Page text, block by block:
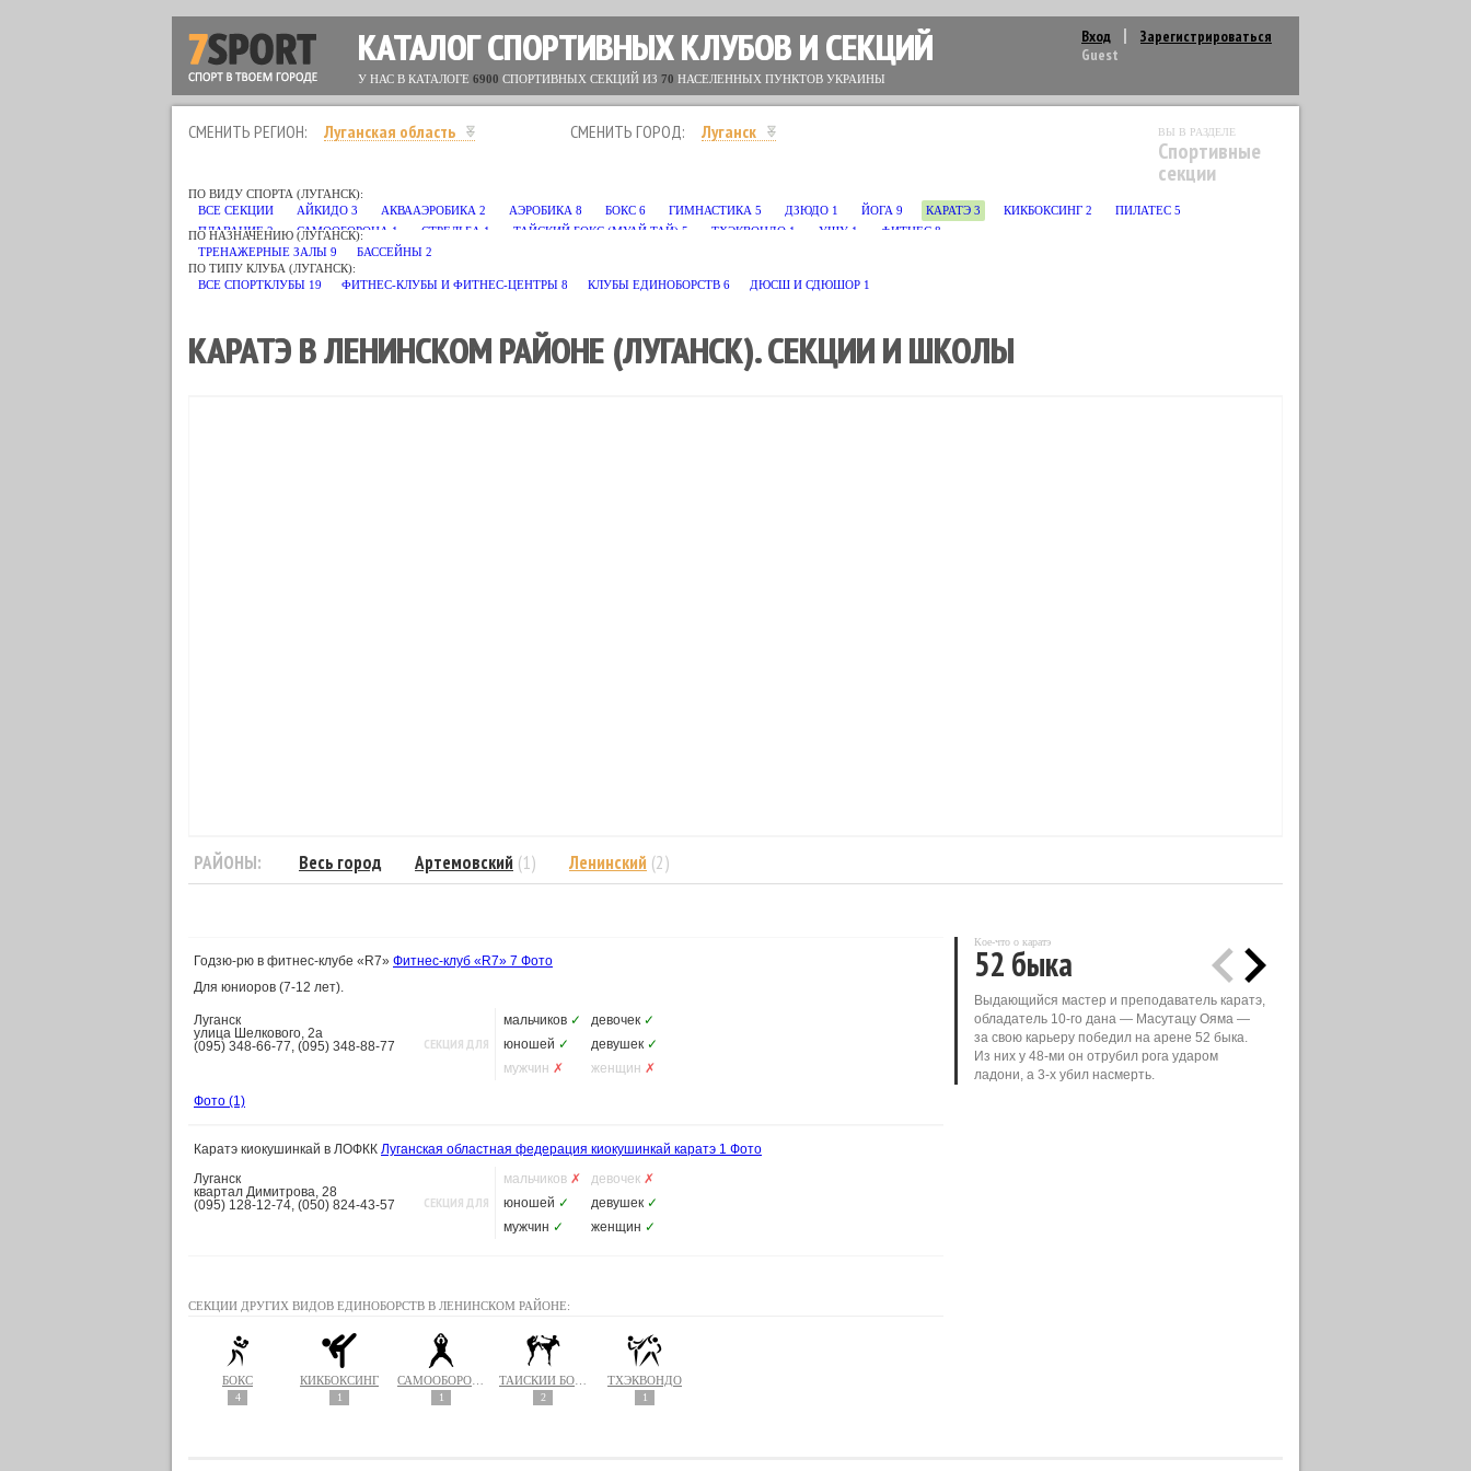
Вход
Зарегистрироваться
Guest
КАТАЛОГ СПОРТИВНЫХ КЛУБОВ И СЕКЦИЙ
У НАС В КАТАЛОГЕ 6900 СПОРТИВНЫХ СЕКЦИЙ ИЗ 70 НАСЕЛЕННЫХ ПУНКТОВ УКРАИНЫ
СМЕНИТЬ РЕГИОН: Луганская область СМЕНИТЬ ГОРОД: Луганск ВЫ В РАЗДЕЛЕ
Спортивные
секции
ПО ВИДУ СПОРТА (ЛУГАНСК):
ВСЕ СЕКЦИИ
АЙКИДО 3 АКВААЭРОБИКА 2 АЭРОБИКА 8 БОКС 6 ГИМНАСТИКА 5 ДЗЮДО 1 ЙОГА 9 КАРАТЭ 3 КИКБОКСИНГ 2 ПИЛАТЕС 5
ПЛАВАНИЕ 2 САМООБОРОНА 1 СТРЕЛЬБА 1 ТАЙСКИЙ БОКС (МУАЙ ТАЙ) 5 ТХЭКВОНДО 1 УШУ 1 ФИТНЕС 8
ПО НАЗНАЧЕНИЮ (ЛУГАНСК):
ТРЕНАЖЕРНЫЕ ЗАЛЫ 9 БАССЕЙНЫ 2
ПО ТИПУ КЛУБА (ЛУГАНСК):
ВСЕ СПОРТКЛУБЫ 19 ФИТНЕС-КЛУБЫ И ФИТНЕС-ЦЕНТРЫ 8 КЛУБЫ ЕДИНОБОРСТВ 6 ДЮСШ И СДЮШОР 1
КАРАТЭ В ЛЕНИНСКОМ РАЙОНЕ (ЛУГАНСК). СЕКЦИИ И ШКОЛЫ
РАЙОНЫ: Весь город Артемовский (1) Ленинский (2)
Годзю-рю в фитнес-клубе «R7» Фитнес-клуб «R7» 7 Фото
Для юниоров (7-12 лет).
Луганск
улица Шелкового, 2а
(095) 348-66-77, (095) 348-88-77
СЕКЦИЯ ДЛЯ
мальчиков ✓ девочек ✓
юношей ✓ девушек ✓
мужчин ✗ женщин ✗
Фото (1)
Каратэ киокушинкай в ЛОФКК Луганская областная федерация киокушинкай каратэ 1 Фото
Луганск
квартал Димитрова, 28
(095) 128-12-74, (050) 824-43-57
СЕКЦИЯ ДЛЯ
мальчиков ✗ девочек ✗
юношей ✓ девушек ✓
мужчин ✓ женщин ✓
СЕКЦИИ ДРУГИХ ВИДОВ ЕДИНОБОРСТВ В ЛЕНИНСКОМ РАЙОНЕ:
БОКС
4
КИКБОКСИНГ
1 1 2
ТХЭКВОНДО
1
Кое-что о каратэ
52 быка
Выдающийся мастер и преподаватель каратэ,
обладатель 10-го дана — Масутацу Ояма —
за свою карьеру победил на арене 52 быка.
Из них у 48-ми он отрубил рога ударом
ладони, а 3-х убил насмерть.